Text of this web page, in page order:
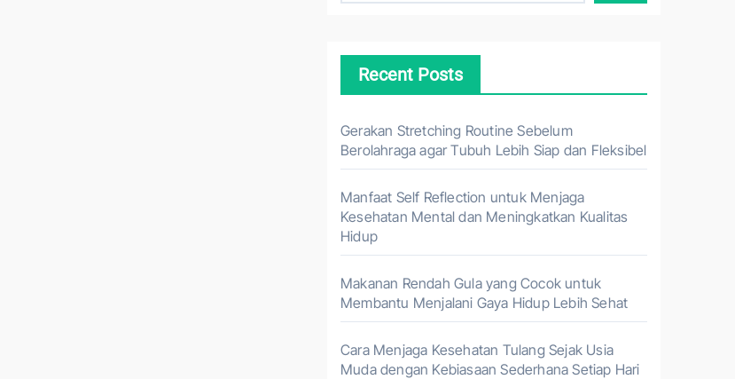
Recent Posts
Gerakan Stretching Routine Sebelum
Berolahraga agar Tubuh Lebih Siap dan Fleksibel
Manfaat Self Reflection untuk Menjaga
Kesehatan Mental dan Meningkatkan Kualitas
Hidup
Makanan Rendah Gula yang Cocok untuk
Membantu Menjalani Gaya Hidup Lebih Sehat
Cara Menjaga Kesehatan Tulang Sejak Usia
Muda dengan Kebiasaan Sederhana Setiap Hari